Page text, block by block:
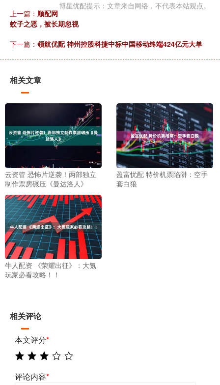
博星优配提示：文章来自网络，不代表本站观点。
上一篇： 顺配网
蚊子之恶，被长期忽视
下一篇： 领航优配 神州控股科捷中标中国移动终端424亿元大单
相关文章
云资管 恐怖片逆袭！两部独立
制作票房碾压《曼达洛人》
盈富忧配 特价机票陷阱：空手
套白狼
牛人配资 《荣耀出征》：大氪
玩家必看攻略！！
相关评论
本文评分*
评论内容*